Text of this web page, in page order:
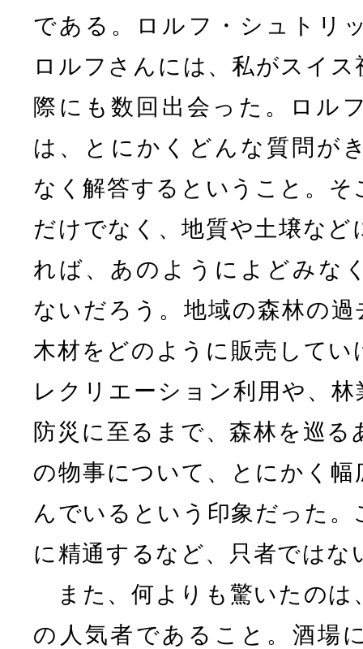
である。ロルフ・シュトリ
ロルフさんには、私がスイ
際にも数回出会った。ロル
は、とにかくどんな質問が
なく解答するということ。
だけでなく、地質や土壌な
れば、あのようによどみな
ないだろう。地域の森林の
木材をどのように販売してい
レクリエーション利用や、
防災に至るまで、森林を巡
の物事について、とにかく
んでいるという印象だった
に精通するなど、只者ではな
また、何よりも驚いたのは
の人気者であること。酒場